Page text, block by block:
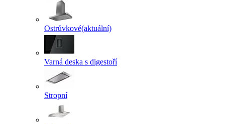
Ostrůvkové(aktuální)
Varná deska s digestoří
Stropní